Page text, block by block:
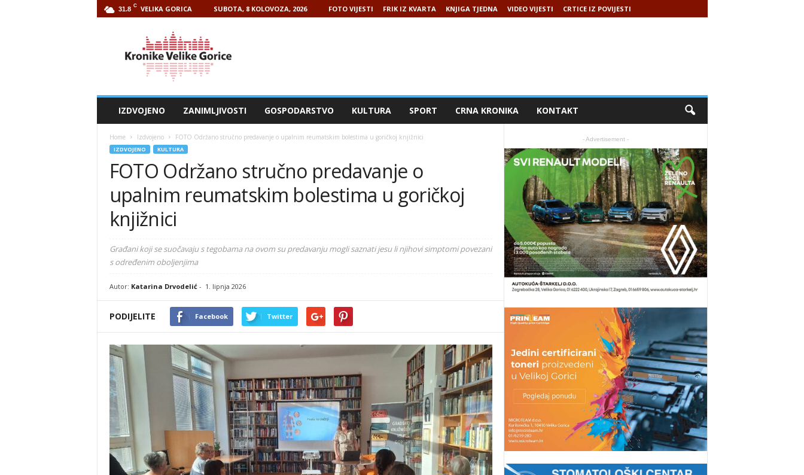
31.8 C VELIKA GORICA SUBOTA, 8 KOLOVOZA, 2026 FOTO VIJESTI FRIK IZ KVARTA KNJIGA TJEDNA VIDEO VIJESTI CRTICE IZ POVIJESTI
IZDVOJENO ZANIMLJIVOSTI GOSPODARSTVO KULTURA SPORT CRNA KRONIKA KONTAKT
Home Izdvojeno FOTO Održano stručno predavanje o upalnim reumatskim bolestima u goričkoj knjižnici
IZDVOJENO KULTURA
FOTO Održano stručno predavanje o
upalnim reumatskim bolestima u goričkoj
knjižnici
Građani koji se suočavaju s tegobama na ovom su predavanju mogli saznati jesu li njihovi simptomi povezani
s određenim oboljenjima
Autor: Katarina Drvodelić- 1. lipnja 2026
PODIJELITE Facebook Twitter
- Advertisement -